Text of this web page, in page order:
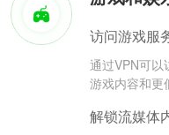
访问游戏服
通过VPN可以
游戏内容和更
解锁流媒体